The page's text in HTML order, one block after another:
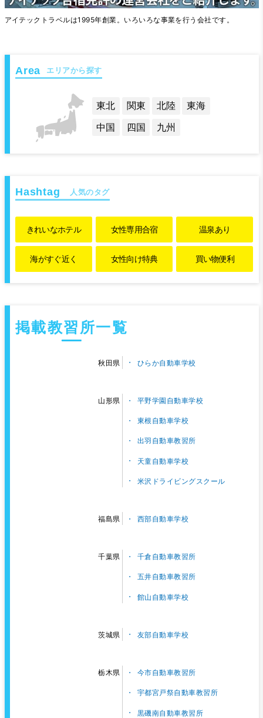
アイテックトラベルは1995年創業。いろいろな事業を行う会社です。
エリアから探す
東北 関東 北陸
東海
中国
四国 九州
人気のタグ
きれいなホテル 女性専用合宿 温泉あり
海がすぐ近く 女性向け特典 買い物便利
掲載教習所一覧
秋田県 ひらか自動車学校
山形県 平野学園自動車学校
東根自動車学校
出羽自動車教習所
天童自動車学校
米沢ドライビングスクール
福島県 西部自動車学校
千葉県 千倉自動車教習所
五井自動車教習所
館山自動車学校
茨城県 友部自動車学校
栃木県 今市自動車教習所
宇都宮戸祭自動車教習所
黒磯南自動車教習所